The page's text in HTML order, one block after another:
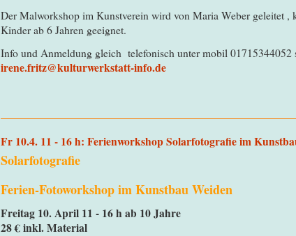
Der Malworkshop im Kunstverein wird von Maria Weber geleitet
Kinder ab 6 Jahren geeignet.
Info und Anmeldung gleich telefonisch unter mobil 01715344052
irene.fritz@kulturwerkstatt-info.de
Fr 10.4. 11 - 16 h: Ferienworkshop Solarfotografie im
Solarfotografie
Ferien-Fotoworkshop im Kunstbau Weiden
Freitag 10. April 11 - 16 h ab 10 Jahre
28 € inkl. Material